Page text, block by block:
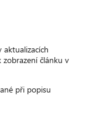
zobrazení článku v
při popisu